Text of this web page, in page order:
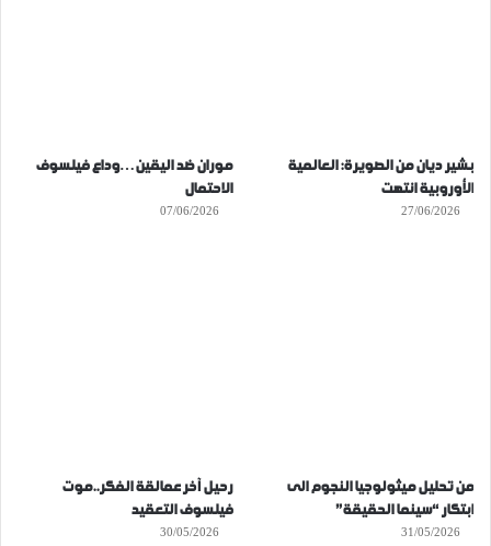
بشير ديان من الصويرة: العالمية
الأوروبية انتهت
27/06/2026
موران ضد اليقين…وداع فيلسوف
الاحتمال
07/06/2026
من تحليل ميثولوجيا النجوم الى
ابتكار “سينما الحقيقة”
31/05/2026
رحيل آخر عمالقة الفكر..موت
فيلسوف التعقيد
30/05/2026